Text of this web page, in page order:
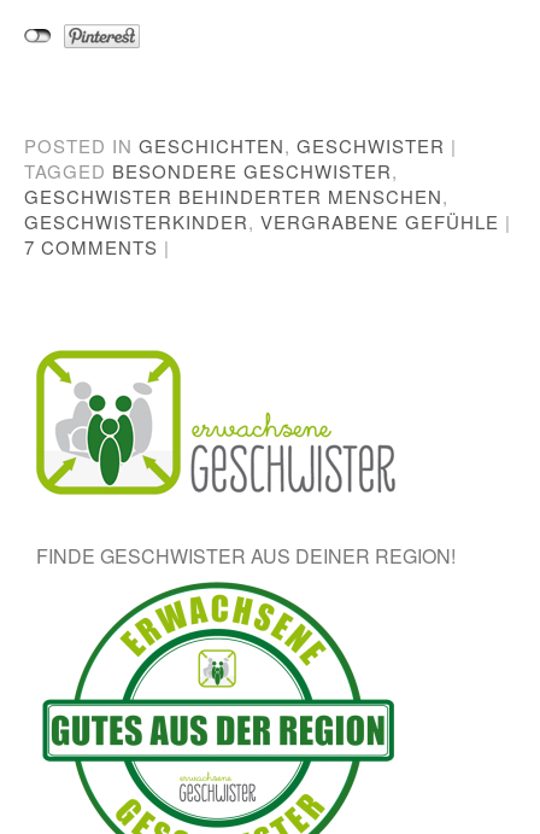
POSTED IN GESCHICHTEN, GESCHWISTER |
TAGGED BESONDERE GESCHWISTER,
GESCHWISTER BEHINDERTER MENSCHEN,
GESCHWISTERKINDER, VERGRABENE GEFÜHLE |
7 COMMENTS |
Post navigation
FINDE GESCHWISTER AUS DEINER REGION!